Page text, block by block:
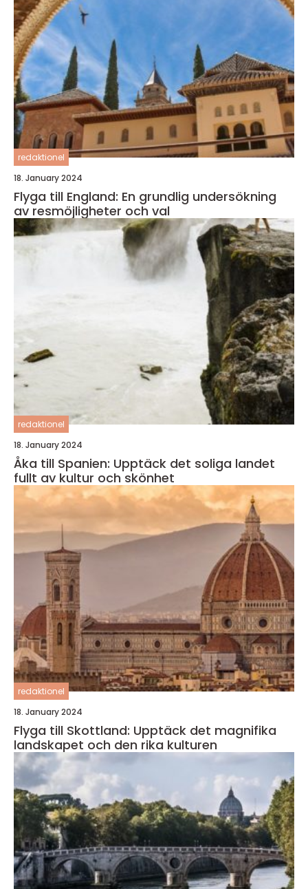
redaktionel
18. January 2024
Flyga till England: En grundlig undersökning
av resmöjligheter och val
redaktionel
18. January 2024
Åka till Spanien: Upptäck det soliga landet
fullt av kultur och skönhet
redaktionel
18. January 2024
Flyga till Skottland: Upptäck det magnifika
landskapet och den rika kulturen